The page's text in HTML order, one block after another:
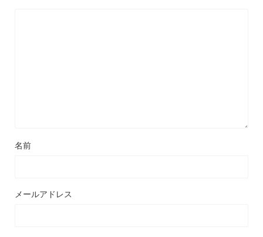
名前
メールアドレス